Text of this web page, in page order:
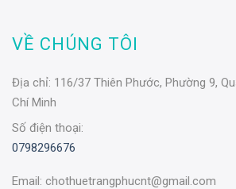
VỀ CHÚNG TÔI
Địa chỉ: 116/37 Thiên Phước, Phường 9,
Chí Minh
Số điện thoại:
0798296676
Email: chothuetrangphucnt@gmail.com